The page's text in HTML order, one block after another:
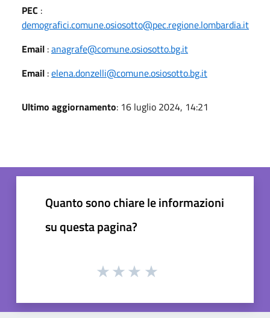
PEC :
demografici.comune.osiosotto@pec.regione.lombardia.it
Email :anagrafe@comune.osiosotto.bg.it
Email :elena.donzelli@comune.osiosotto.bg.it
Ultimo aggiornamento: 16 luglio 2024, 14:21
Quanto sono chiare le informazioni
su questa pagina?